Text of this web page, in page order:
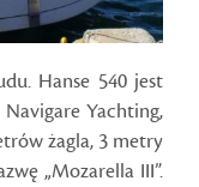
Hanse 540 jest
Yachting,
żagla, 3 metry
„Mozarella III”.